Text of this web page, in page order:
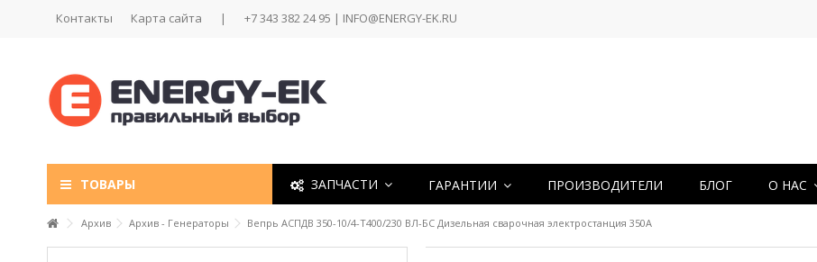
Контакты Карта сайта | +7 343 382 24 95 | INFO@ENERGY-EK.RU
ТОВАРЫ ЗАПЧАСТИ ГАРАНТИИ ПРОИЗВОДИТЕЛИ БЛОГ О НАС
Архив Архив - Генераторы Вепрь АСПДВ 350-10/4-Т400/230 ВЛ-БС Дизельная сварочная электростанция 350А